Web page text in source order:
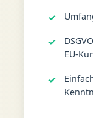
EU-